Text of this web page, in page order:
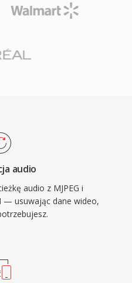
audio
audio z MJPEG i
— usuwając dane wideo,